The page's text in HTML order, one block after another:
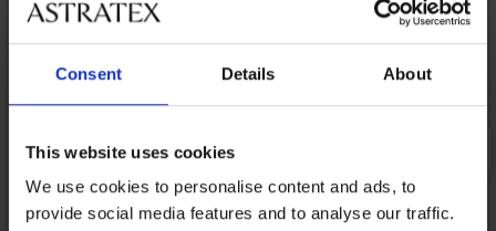
Consent Details About
This website uses cookies
We use cookies to personalise content and ads, to
provide social media features and to analyse our traffic.